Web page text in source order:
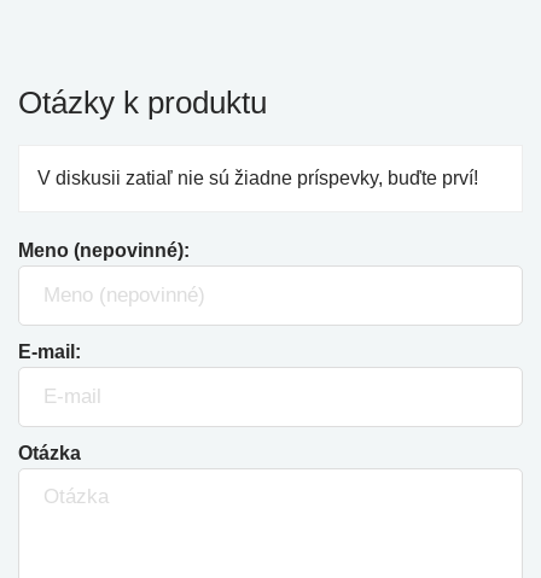
Otázky k produktu
V diskusii zatiaľ nie sú žiadne príspevky, buďte prví!
Meno (nepovinné):
E-mail:
Otázka